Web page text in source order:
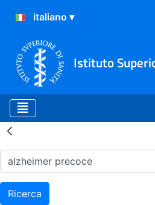
Istituto
Risultati della
Ricerca